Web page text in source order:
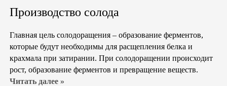
Производство солода
Главная цель солодоращения – образование ферментов,
которые будут необходимы для расщепления белка и
крахмала при затирании. При солодоращении происходит
рост, образование ферментов и превращение веществ.
Читать далее »